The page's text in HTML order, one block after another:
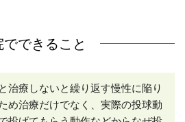
でできること
治療しないと繰り返す慢性に陥り
め治療だけでなく、実際の投球動